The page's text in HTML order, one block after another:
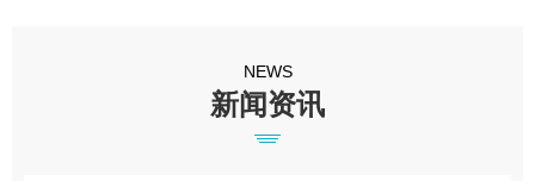
NEWS
新闻资讯